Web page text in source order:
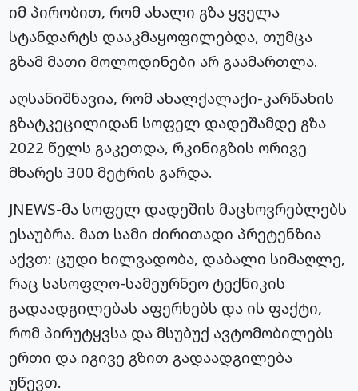
იმ პირობით, რომ ახალი გზა ყველა
სტანდარტს დააკმაყოფილებდა, თუმცა
გზამ მათი მოლოდინები არ გაამართლა.
აღსანიშნავია, რომ ახალქალაქი-კარწახის
გზატკეცილიდან სოფელ დადეშამდე გზა
2022 წელს გაკეთდა, რკინიგზის ორივე
მხარეს 300 მეტრის გარდა.
JNEWS-მა სოფელ დადეშის მაცხოვრებლებს
ესაუბრა. მათ სამი ძირითადი პრეტენზია
აქვთ: ცუდი ხილვადობა, დაბალი სიმაღლე,
რაც სასოფლო-სამეურნეო ტექნიკის
გადაადგილებას აფერხებს და ის ფაქტი,
რომ პირუტყვსა და მსუბუქ ავტომობილებს
ერთი და იგივე გზით გადაადგილება
უწევთ.